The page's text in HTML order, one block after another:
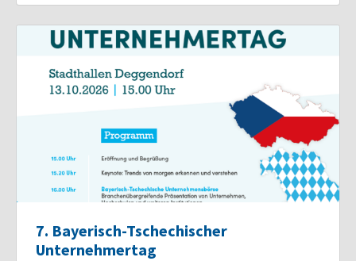
7. Bayerisch-Tschechischer
Unternehmertag